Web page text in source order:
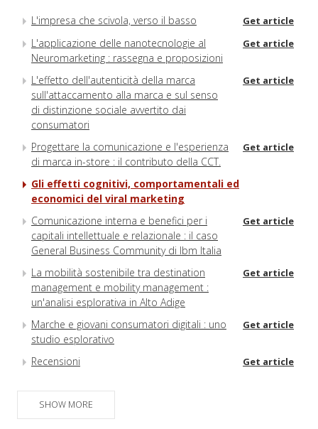
L'impresa che scivola, verso il basso Get article
L'applicazione delle nanotecnologie al
Neuromarketing : rassegna e proposizioni
Get article
L'effetto dell'autenticità della marca
sull'attaccamento alla marca e sul senso
di distinzione sociale avvertito dai
consumatori
Get article
Progettare la comunicazione e l'esperienza
di marca in-store : il contributo della CCT.
Get article
Gli effetti cognitivi, comportamentali ed
economici del viral marketing
Comunicazione interna e benefici per i
capitali intellettuale e relazionale : il caso
General Business Community di Ibm Italia
Get article
La mobilità sostenibile tra destination
management e mobility management :
un'analisi esplorativa in Alto Adige
Get article
Marche e giovani consumatori digitali : uno
studio esplorativo
Get article
Recensioni Get article
SHOW MORE